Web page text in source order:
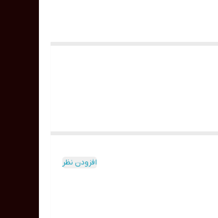
افزودن نظر